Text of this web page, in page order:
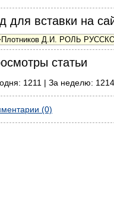
для вставки на
статьи
1211 | За неделю:
(0)